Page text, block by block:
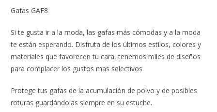
Gafas GAF8
Si te gusta ir a la moda, las gafas más cómodas y a la moda
te están esperando. Disfruta de los últimos estilos, colores y
materiales que favorecen tu cara, tenemos miles de diseños
para complacer los gustos mas selectivos.
Protege tus gafas de la acumulación de polvo y de posibles
roturas guardándolas siempre en su estuche.